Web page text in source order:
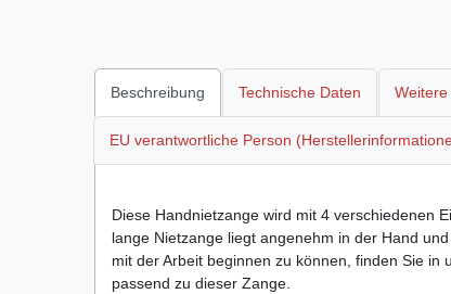
Beschreibung Technische Daten
EU verantwortliche Person
Diese Handnietzange wird mit 4 verschiedenen
lange Nietzange liegt angenehm in der Hand
mit der Arbeit beginnen zu können, finden Sie
passend zu dieser Zange.